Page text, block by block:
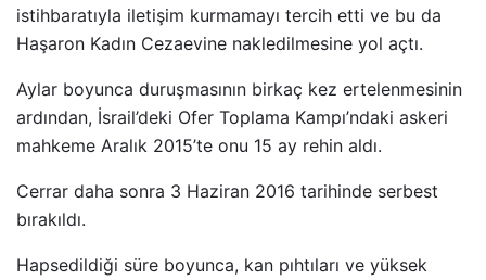
istihbaratıyla iletişim kurmamayı tercih etti ve bu da
Haşaron Kadın Cezaevine nakledilmesine yol açtı.
Aylar boyunca duruşmasının birkaç kez ertelenmesinin
ardından, İsrail’deki Ofer Toplama Kampı’ndaki askeri
mahkeme Aralık 2015’te onu 15 ay rehin aldı.
Cerrar daha sonra 3 Haziran 2016 tarihinde serbest
bırakıldı.
Hapsedildiği süre boyunca, kan pıhtıları ve yüksek